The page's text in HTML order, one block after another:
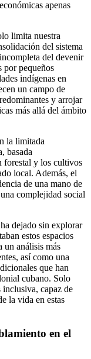
apenas
limita nuestra
del sistema
del devenir
por pequeños
indígenas en
un campo de
y arrojar
más allá del ámbito
la limitada
basada
forestal y los cultivos
local. Además, el
de una mano de
complejidad social
dejado sin explorar
estos espacios
un análisis más
así como una
que han
cubano. Solo
inclusiva, capaz de
la vida en estas
en el